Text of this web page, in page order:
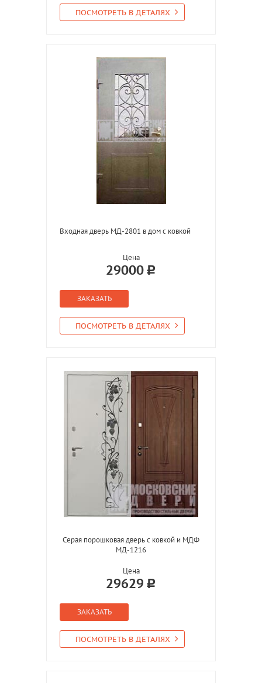
ПОСМОТРЕТЬ В ДЕТАЛЯХ
Входная дверь МД-2801 в дом с ковкой
Цена
29000
ЗАКАЗАТЬ
ПОСМОТРЕТЬ В ДЕТАЛЯХ
Серая порошковая дверь с ковкой и МДФ
МД-1216
Цена
29629
ЗАКАЗАТЬ
ПОСМОТРЕТЬ В ДЕТАЛЯХ